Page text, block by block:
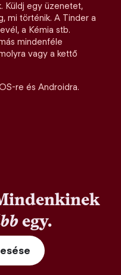
Küldj egy üzenetet,
mi történik. A Tinder a
a Kémia stb.
mindenféle
vagy a kettő
re és Androidra.
egy.